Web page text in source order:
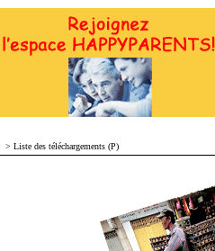
> Liste des téléchargements (P)